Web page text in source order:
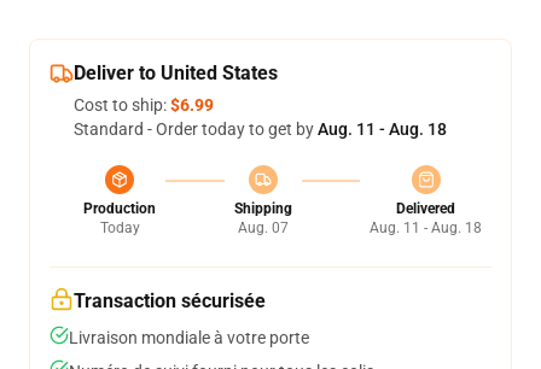
Deliver to United States
Cost to ship:$6.99
Standard - Order today to get byAug. 11 - Aug. 18
Production
Today
Shipping
Aug. 07
Delivered
Aug. 11 - Aug. 18
Transaction sécurisée
Livraison mondiale à votre porte